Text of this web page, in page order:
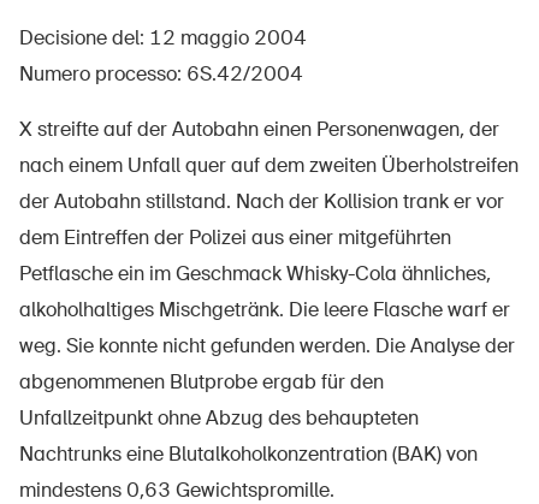
Imprese
UPI – chi siamo
Media
Sinus Plus
Campagne
Posti vacanti
Decisione del: 12 maggio 2004
Numero processo: 6S.42/2004
X streifte auf der Autobahn einen Personenwagen, der
nach einem Unfall quer auf dem zweiten Überholstreifen
der Autobahn stillstand. Nach der Kollision trank er vor
dem Eintreffen der Polizei aus einer mitgeführten
Petflasche ein im Geschmack Whisky-Cola ähnliches,
alkoholhaltiges Mischgetränk. Die leere Flasche warf er
weg. Sie konnte nicht gefunden werden. Die Analyse der
abgenommenen Blutprobe ergab für den
Unfallzeitpunkt ohne Abzug des behaupteten
Nachtrunks eine Blutalkoholkonzentration (BAK) von
mindestens 0,63 Gewichtspromille.